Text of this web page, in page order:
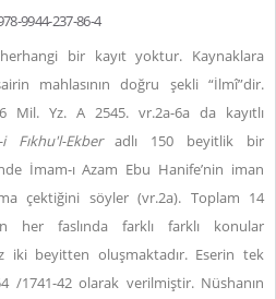
9944-237-86-4
bir kayıt yoktur. Kaynaklara
mahlasının doğru şekli “İlmî”dir.
Mil. Yz. A 2545. vr.2a-6a da kayıtlı
Fıkhu'l-Ekberadlı 150 beyitlik bir
İmam-ı Azam Ebu Hanife’nin iman
çektiğini söyler (vr.2a). Toplam 14
her faslında farklı farklı konular
iki beyitten oluşmaktadır. Eserin tek
/1741-42 olarak verilmiştir. Nüshanın